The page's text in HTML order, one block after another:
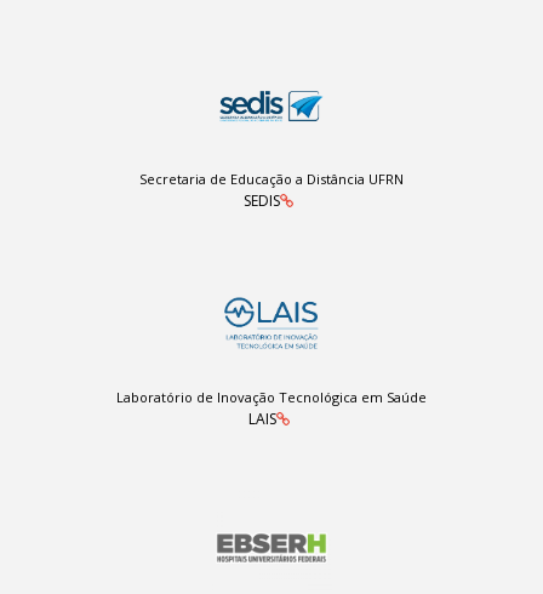
Secretaria de Educação a Distância UFRN
SEDIS
Laboratório de Inovação Tecnológica em Saúde
LAIS